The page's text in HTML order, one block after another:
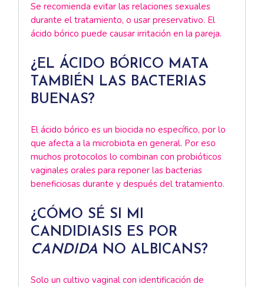
Se recomienda evitar las relaciones sexuales
durante el tratamiento, o usar preservativo. El
ácido bórico puede causar irritación en la pareja.
¿EL ÁCIDO BÓRICO MATA
TAMBIÉN LAS BACTERIAS
BUENAS?
El ácido bórico es un biocida no específico, por lo
que afecta a la microbiota en general. Por eso
muchos protocolos lo combinan con probióticos
vaginales orales para reponer las bacterias
beneficiosas durante y después del tratamiento.
¿CÓMO SÉ SI MI
CANDIDIASIS ES POR
CANDIDA NO ALBICANS?
Solo un cultivo vaginal con identificación de